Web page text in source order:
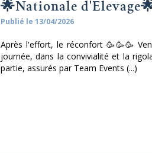
🌟Nationale
Publié le 13/04/2026
Après l'effort, le réconfort 🥳🥳🥳
journée, dans la convivialité et la
partie, assurés par Team Events (...)